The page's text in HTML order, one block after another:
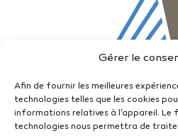
Gérer le
Afin de fournir les meilleures
technologies telles que les cookies
informations relatives à l'appareil. Le
technologies nous permettra de